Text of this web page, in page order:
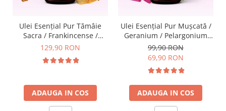
Ulei Esențial Pur Tămâie
Sacra / Frankincense /
Boswellia Carterii 15ml -
Nature
129,90 RON
ADAUGA IN COS
Ulei Esențial Pur Muşcată /
Geranium / Pelargonium
Graveolens 15ml -
Aromaterapie Sigura | nJoy
Nature
99,90 RON
69,90 RON
ADAUGA IN COS